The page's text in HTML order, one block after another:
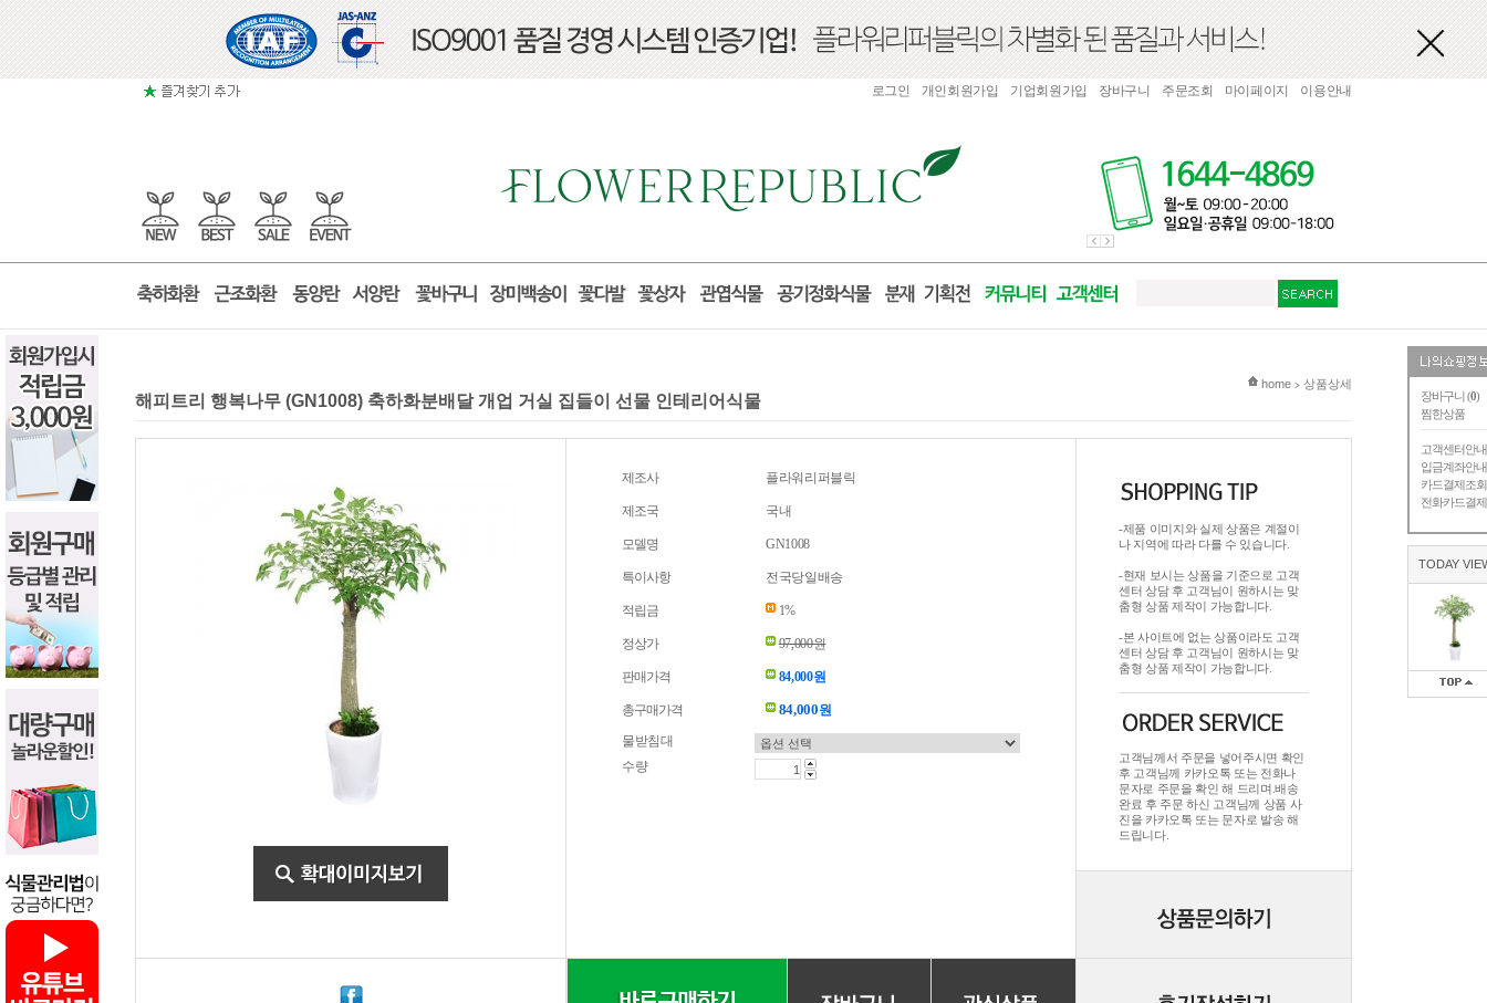
장바구니 (0)
찜한상품
고객센터안내
입금계좌안내
카드결제조회
전화카드결제
TODAY
로그인 개인회원가입 기업회원가입 장바구니 주문조회 마이페이지 이용안내
현재 위치
home > 상품상세
해피트리 행복나무 (GN1008) 축하화분배달 개업 거실 집들이 선물 인테리어식물
제조사 플라워리퍼블릭
제조국 국내
모델명 GN1008
특이사항 전국당일배송
적립금 1%
정상가 97,000원
판매가격 84,000원
총구매가격 84,000원
물받침대
수량
-제품 이미지와 실제 상품은 계절이
나 지역에 따라 다를 수 있습니다.
-현재 보시는 상품을 기준으로 고객
센터 상담 후 고객님이 원하시는 맞
춤형 상품 제작이 가능합니다.
-본 사이트에 없는 상품이라도 고객
센터 상담 후 고객님이 원하시는 맞
춤형 상품 제작이 가능합니다.
고객님께서 주문을 넣어주시면 확인
후 고객님께 카카오톡 또는 전화나
문자로 주문을 확인 해 드리며.배송
완료 후 주문 하신 고객님께 상품 사
진을 카카오톡 또는 문자로 발송 해
드립니다.